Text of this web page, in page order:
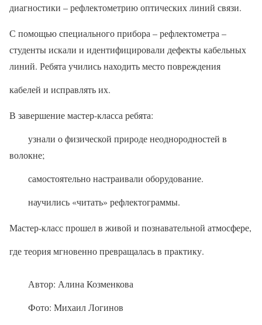
диагностики – рефлектометрию оптических линий связи.
С помощью специального прибора – рефлектометра –
студенты искали и идентифицировали дефекты кабельных
линий. Ребята учились находить место повреждения
кабелей и исправлять их.
В завершение мастер-класса ребята:
узнали о физической природе неоднородностей в
волокне;
самостоятельно настраивали оборудование.
научились «читать» рефлектограммы.
Мастер-класс прошел в живой и познавательной атмосфере,
где теория мгновенно превращалась в практику.
Автор: Алина Козменкова
Фото: Михаил Логинов